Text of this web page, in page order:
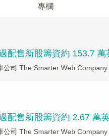
專欄
配售新股籌資約 153.7 萬
司 The Smarter Web
配售新股籌資約 2.67 萬
司 The Smarter Web